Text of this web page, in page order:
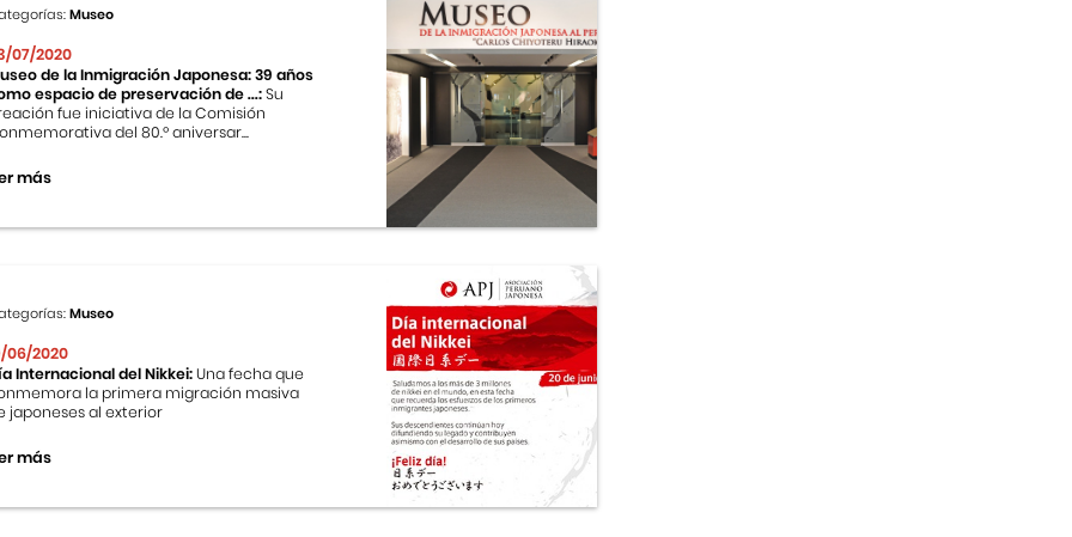
Museo
07/2020
de la Inmigración Japonesa: 39 años
espacio de preservación de ...:Su
fue iniciativa de la Comisión
del 80.º aniversar...
más
Museo
06/2020
Internacional del Nikkei:Una fecha que
la primera migración masiva
japoneses al exterior
más